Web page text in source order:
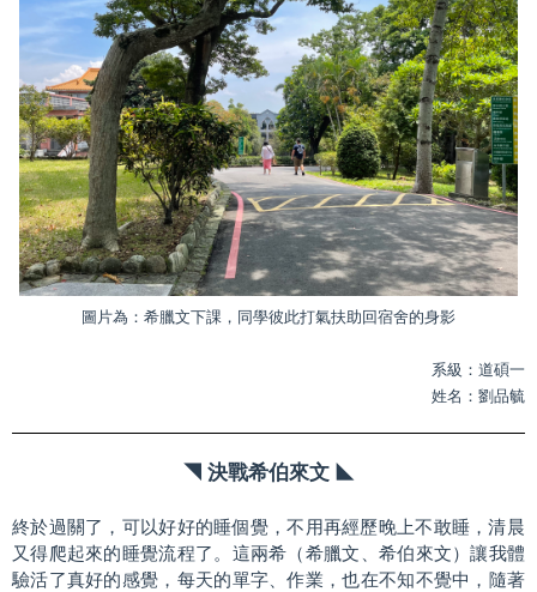
法規專區
圖片為：希臘文下課，同學彼此打氣扶助回宿舍的身影
系級：道碩一
姓名：劉品毓
◣
決戰希伯來文
◥
終於過關了，可以好好的睡個覺，不用再經歷晚上不敢睡，清晨
又得爬起來的睡覺流程了。這兩希（希臘文、希伯來文）讓我體
驗活了真好的感覺，每天的單字、作業，也在不知不覺中，隨著